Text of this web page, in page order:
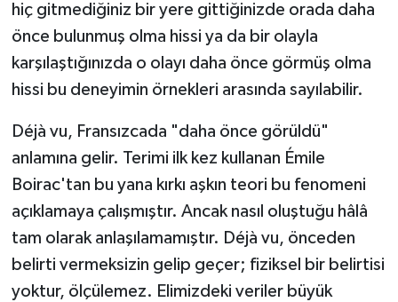
hiç gitmediğiniz bir yere gittiğinizde orada daha
önce bulunmuş olma hissi ya da bir olayla
karşılaştığınızda o olayı daha önce görmüş olma
hissi bu deneyimin örnekleri arasında sayılabilir.
Déjà vu, Fransızcada "daha önce görüldü"
anlamına gelir. Terimi ilk kez kullanan Émile
Boirac'tan bu yana kırkı aşkın teori bu fenomeni
açıklamaya çalışmıştır. Ancak nasıl oluştuğu hâlâ
tam olarak anlaşılamamıştır. Déjà vu, önceden
belirti vermeksizin gelip geçer; fiziksel bir belirtisi
yoktur, ölçülemez. Elimizdeki veriler büyük